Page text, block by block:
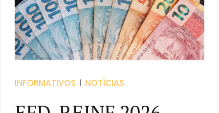
INFORMATIVOS NOTÍCIAS